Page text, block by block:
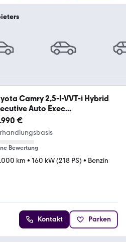
Camry 2,5-l-VVT-i Hybrid
Auto Exec...
€
Bewertung
km • 160 kW (218 PS) • Benzin
Kontakt Parken